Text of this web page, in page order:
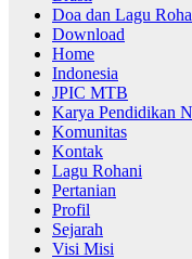
Doa dan Lagu
Download
Home
Indonesia
JPIC MTB
Karya Pendidikan
Komunitas
Kontak
Lagu Rohani
Pertanian
Profil
Sejarah
Visi Misi